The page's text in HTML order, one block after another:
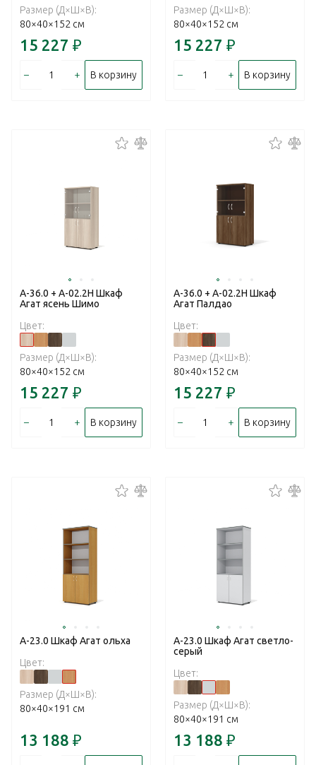
Размер (Д×Ш×В):
80×40×152 см
15 227 ₽
– + В корзину
Размер (Д×Ш×В):
80×40×152 см
15 227 ₽
– + В корзину
А-36.0 + А-02.2Н Шкаф
Агат ясень Шимо
Цвет:
Размер (Д×Ш×В):
80×40×152 см
15 227 ₽
– + В корзину
А-36.0 + А-02.2Н Шкаф
Агат Палдао
Цвет:
Размер (Д×Ш×В):
80×40×152 см
15 227 ₽
– + В корзину
А-23.0 Шкаф Агат ольха
Цвет:
Размер (Д×Ш×В):
80×40×191 см
13 188 ₽
А-23.0 Шкаф Агат светло-
серый
Цвет:
Размер (Д×Ш×В):
80×40×191 см
13 188 ₽